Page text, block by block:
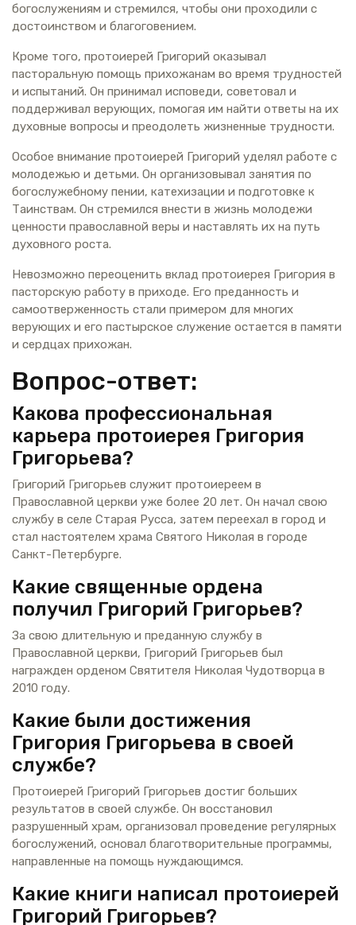
богослужениям и стремился, чтобы они проходили с
достоинством и благоговением.
Кроме того, протоиерей Григорий оказывал
пасторальную помощь прихожанам во время трудностей
и испытаний. Он принимал исповеди, советовал и
поддерживал верующих, помогая им найти ответы на их
духовные вопросы и преодолеть жизненные трудности.
Особое внимание протоиерей Григорий уделял работе с
молодежью и детьми. Он организовывал занятия по
богослужебному пении, катехизации и подготовке к
Таинствам. Он стремился внести в жизнь молодежи
ценности православной веры и наставлять их на путь
духовного роста.
Невозможно переоценить вклад протоиерея Григория в
пасторскую работу в приходе. Его преданность и
самоотверженность стали примером для многих
верующих и его пастырское служение остается в памяти
и сердцах прихожан.
Вопрос-ответ:
Какова профессиональная
карьера протоиерея Григория
Григорьева?
Григорий Григорьев служит протоиереем в
Православной церкви уже более 20 лет. Он начал свою
службу в селе Старая Русса, затем переехал в город и
стал настоятелем храма Святого Николая в городе
Санкт-Петербурге.
Какие священные ордена
получил Григорий Григорьев?
За свою длительную и преданную службу в
Православной церкви, Григорий Григорьев был
награжден орденом Святителя Николая Чудотворца в
2010 году.
Какие были достижения
Григория Григорьева в своей
службе?
Протоиерей Григорий Григорьев достиг больших
результатов в своей службе. Он восстановил
разрушенный храм, организовал проведение регулярных
богослужений, основал благотворительные программы,
направленные на помощь нуждающимся.
Какие книги написал протоиерей
Григорий Григорьев?